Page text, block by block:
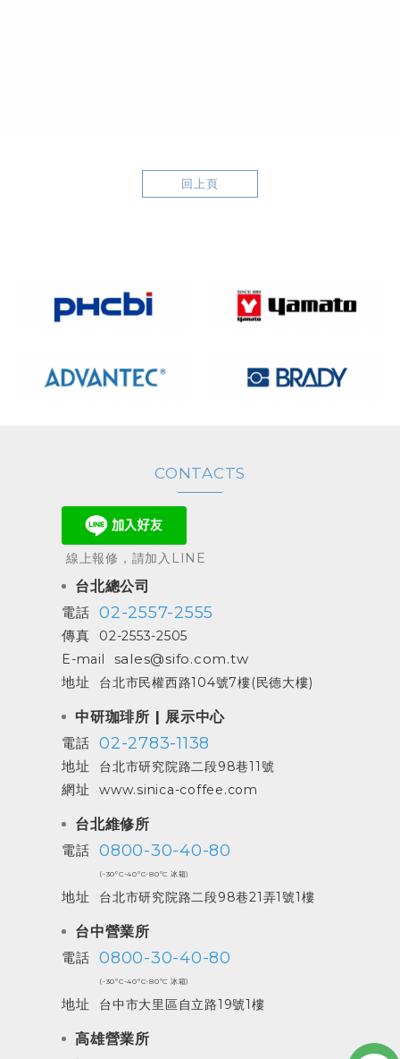
回上頁
CONTACTS
線上報修，請加入LINE
台北總公司
電話 02-2557-2555
傳真
02-2553-2505
E-mail
sales@sifo.com.tw
地址
台北市民權西路104號7樓(民德大樓)
中研珈琲所 | 展示中心
電話 02-2783-1138
地址 台北市研究院路二段98巷11號
網址 www.sinica-coffee.com
台北維修所
電話 0800-30-40-80
(-30ºC-40ºC-80ºC 冰箱)
地址 台北市研究院路二段98巷21弄1號1樓
台中營業所
電話 0800-30-40-80
(-30ºC-40ºC-80ºC 冰箱)
地址 台中市大里區自立路19號1樓
高雄營業所